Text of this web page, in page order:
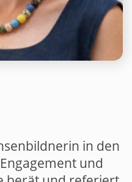
in den
und